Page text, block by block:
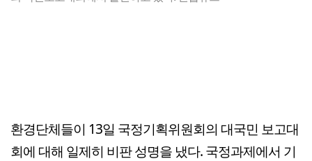
환경단체들이 13일 국정기획위원회의 대국민 보고대
회에 대해 일제히 비판 성명을 냈다. 국정과제에서 기